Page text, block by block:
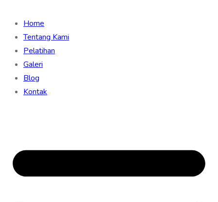
Home
Tentang Kami
Pelatihan
Galeri
Blog
Kontak